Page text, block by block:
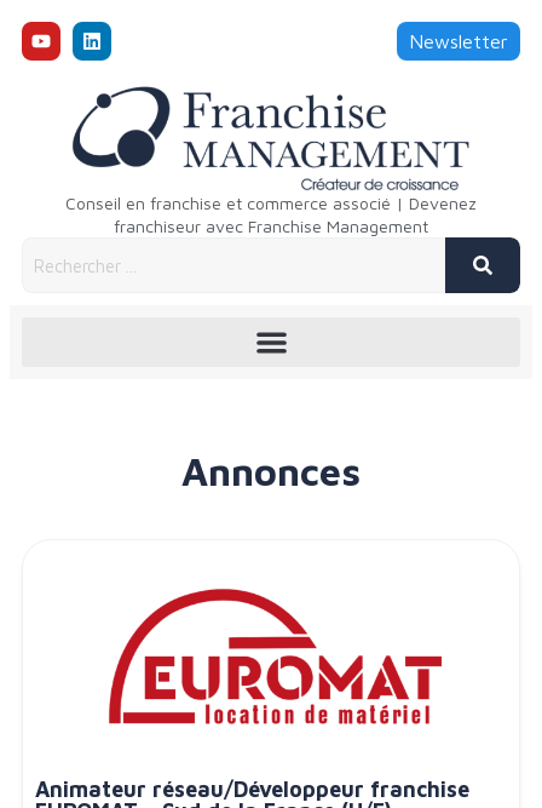
Newsletter
Conseil en franchise et commerce associé | Devenez
franchiseur avec Franchise Management
Annonces
Animateur réseau/Développeur franchise